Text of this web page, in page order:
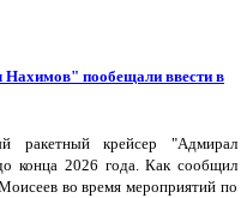
пообещали ввести в
ракетный крейсер "Адмирал
конца 2026 года. Как сообщил
во время мероприятий по